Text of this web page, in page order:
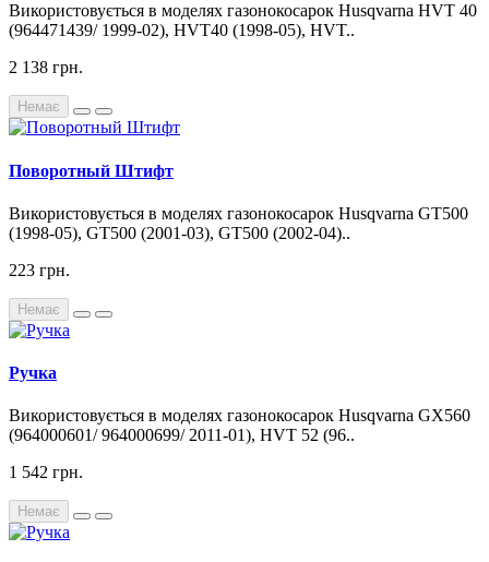
Використовується в моделях газонокосарок Husqvarna HVT 40
(964471439/ 1999-02), HVT40 (1998-05), HVT..
2 138 грн.
Немає
Поворотный Штифт
Використовується в моделях газонокосарок Husqvarna GT500
(1998-05), GT500 (2001-03), GT500 (2002-04)..
223 грн.
Немає
Ручка
Використовується в моделях газонокосарок Husqvarna GX560
(964000601/ 964000699/ 2011-01), HVT 52 (96..
1 542 грн.
Немає